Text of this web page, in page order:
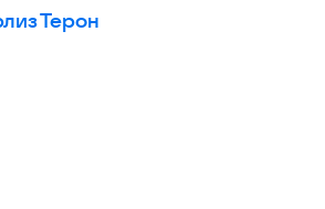
Терон